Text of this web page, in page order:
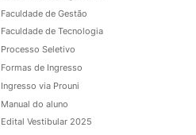
Faculdade de Gestão
Faculdade de Tecnologia
Processo Seletivo
Formas de Ingresso
Ingresso via Prouni
Manual do aluno
Edital Vestibular 2025